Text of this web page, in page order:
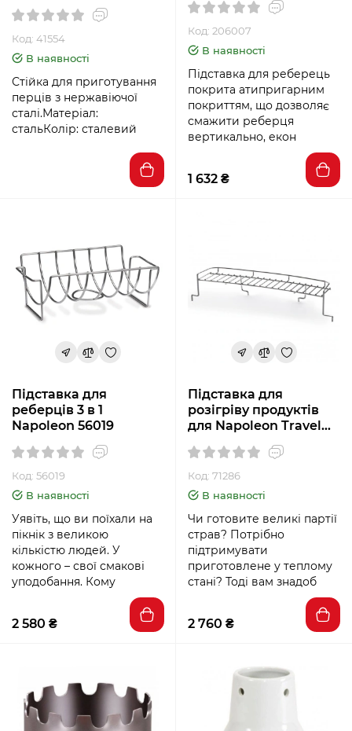
Код: 41554
В наявності
Стійка для приготування
перців з нержавіючої
сталі.Матеріал:
стальКолір: сталевий
Код: 206007
В наявності
Підставка для реберець
покрита атипригарним
покриттям, що дозволяє
смажити реберця
вертикально, екон
1 632 ₴
Підставка для
реберців 3 в 1
Napoleon 56019
Код: 56019
В наявності
Уявіть, що ви поїхали на
пікнік з великою
кількістю людей. У
кожного – свої смакові
уподобання. Кому
2 580 ₴
Підставка для
розігріву продуктів
для Napoleon TravelQ
Код: 71286
В наявності
Чи готовите великі партії
страв? Потрібно
підтримувати
приготовлене у теплому
стані? Тоді вам знадоб
2 760 ₴